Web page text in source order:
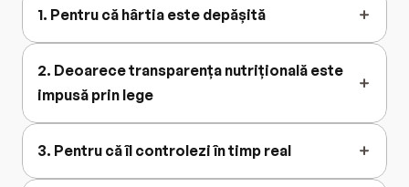
1. Pentru că hârtia este depășită
2. Deoarece transparența nutrițională este
impusă prin lege
3. Pentru că îl controlezi în timp real